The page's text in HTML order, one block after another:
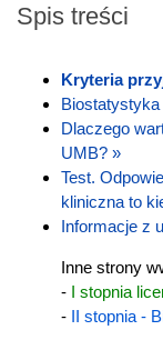
Spis treści
Kryteria
Dlaczego
UMB? »
Test.
kliniczna to
Informacje z
Inne strony
- I stopnia
- II stopnia -